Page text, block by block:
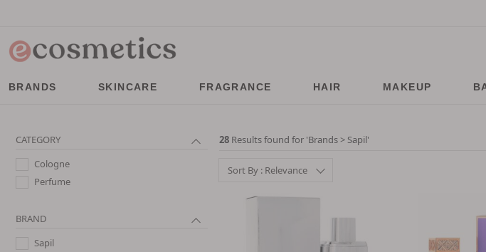
BRANDS SKINCARE FRAGRANCE HAIR MAKEUP
CATEGORY
Cologne
Perfume
BRAND
Sapil
28 Results found for 'Brands > Sapil'
Sort By : Relevance